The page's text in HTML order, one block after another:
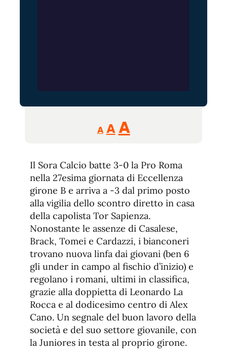
A
Reducir
tamaño
A Restablecer
de
fuente
AAumentar
de
fuente.
Il Sora Calcio batte 3-0 la Pro Roma
nella 27esima giornata di Eccellenza
girone B e arriva a -3 dal primo posto
alla vigilia dello scontro diretto in casa
della capolista Tor Sapienza.
Nonostante le assenze di Casalese,
Brack, Tomei e Cardazzi, i bianconeri
trovano nuova linfa dai giovani (ben 6
gli under in campo al fischio d’inizio) e
regolano i romani, ultimi in classifica,
grazie alla doppietta di Leonardo La
Rocca e al dodicesimo centro di Alex
Cano. Un segnale del buon lavoro della
società e del suo settore giovanile, con
la Juniores in testa al proprio girone.